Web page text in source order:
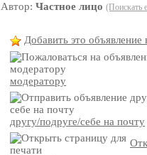
Автор:Частное лицо (Поискать
Добавить это объявление
модератору
другу/подруге/себе на почту